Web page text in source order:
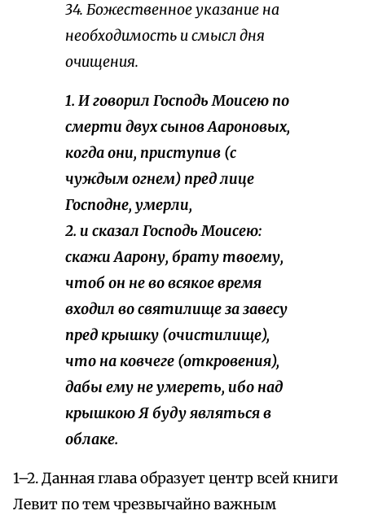
34. Божественное указание на
необходимость и смысл дня
очищения.
1. И говорил Господь Моисею по
смерти двух сынов Аароновых,
когда они, приступив (с
чуждым огнем) пред лице
Господне, умерли,
2. и сказал Господь Моисею:
скажи Аарону, брату твоему,
чтоб он не во всякое время
входил во святилище за завесу
пред крышку (очистилище),
что на ковчеге (откровения),
дабы ему не умереть, ибо над
крышкою Я буду являться в
облаке.
1–2. Данная глава образует центр всей книги
Левит по тем чрезвычайно важным